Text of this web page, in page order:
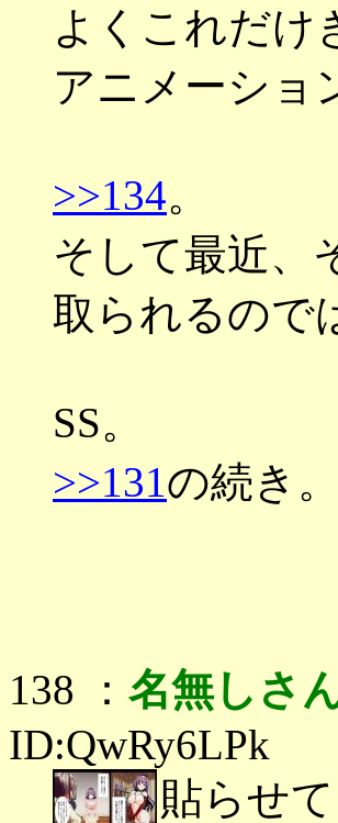
よくこれだけ
アニメーショ
>>134。
そして最近、
取られるので
SS。
>>131の続き。
138 ： 名無しさ
ID:QwRy6LPk
貼らせ